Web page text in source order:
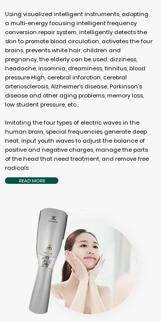
Using visualized intelligent instruments, adopting
a multi-energy focusing intelligent frequency
conversion repair system, intelligently detects the
skin to promote blood circulation, activates the four
brains, prevents white hair, children and
pregnancy, the elderly can be used, dizziness,
headache, insomnia, dreaminess, tinnitus, blood
pressure High, cerebral infarction, cerebral
arteriosclerosis, Alzheimer's disease, Parkinson's
disease and other aging problems, memory loss,
low student pressure, etc..
Imitating the four types of electric waves in the
human brain, special frequencies generate deep
heat, input youth waves to adjust the balance of
positive and negative charges, manage the parts
of the head that need treatment, and remove free
radicals
READ MORE